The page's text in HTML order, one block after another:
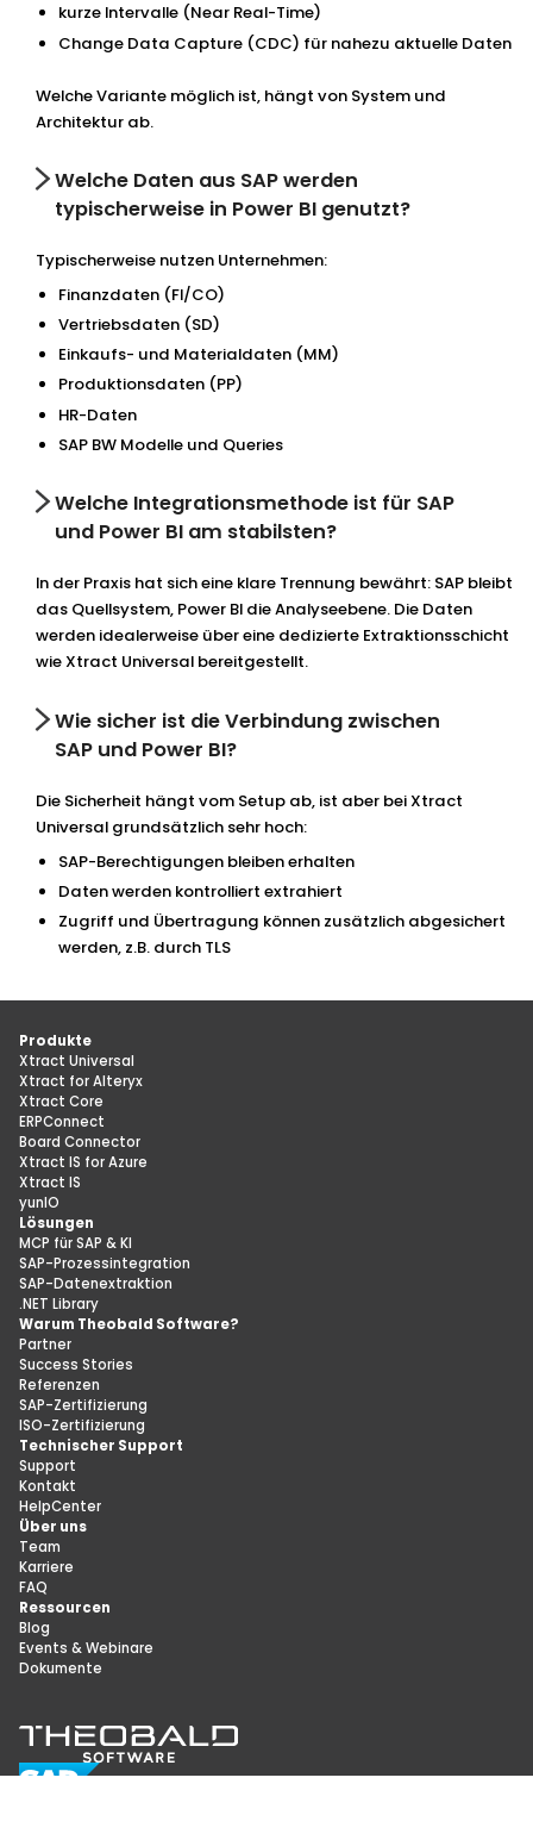
kurze Intervalle (Near Real-Time)
Change Data Capture (CDC) für nahezu aktuelle Daten
Welche Variante möglich ist, hängt von System und
Architektur ab.
Welche Daten aus SAP werden
typischerweise in Power BI genutzt?
Typischerweise nutzen Unternehmen:
Finanzdaten (FI/CO)
Vertriebsdaten (SD)
Einkaufs- und Materialdaten (MM)
Produktionsdaten (PP)
HR-Daten
SAP BW Modelle und Queries
Welche Integrationsmethode ist für SAP
und Power BI am stabilsten?
In der Praxis hat sich eine klare Trennung bewährt: SAP bleibt
das Quellsystem, Power BI die Analyseebene. Die Daten
werden idealerweise über eine dedizierte Extraktionsschicht
wie Xtract Universal bereitgestellt.
Wie sicher ist die Verbindung zwischen
SAP und Power BI?
Die Sicherheit hängt vom Setup ab, ist aber bei Xtract
Universal grundsätzlich sehr hoch:
SAP-Berechtigungen bleiben erhalten
Daten werden kontrolliert extrahiert
Zugriff und Übertragung können zusätzlich abgesichert
werden, z.B. durch TLS
Produkte
Xtract Universal
Xtract for Alteryx
Xtract Core
ERPConnect
Board Connector
Xtract IS for Azure
Xtract IS
yunIO
Lösungen
MCP für SAP & KI
SAP-Prozessintegration
SAP-Datenextraktion
.NET Library
Warum Theobald Software?
Partner
Success Stories
Referenzen
SAP-Zertifizierung
ISO-Zertifizierung
Technischer Support
Support
Kontakt
HelpCenter
Über uns
Team
Karriere
FAQ
Ressourcen
Blog
Events & Webinare
Dokumente